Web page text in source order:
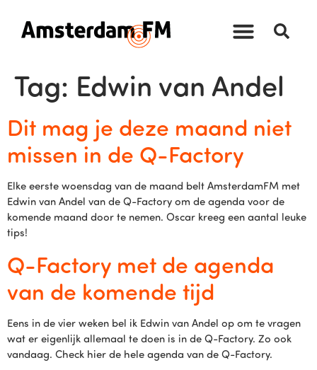
Tag: Edwin van Andel
Dit mag je deze maand niet
missen in de Q-Factory
Elke eerste woensdag van de maand belt AmsterdamFM met
Edwin van Andel van de Q-Factory om de agenda voor de
komende maand door te nemen. Oscar kreeg een aantal leuke
tips!
Q-Factory met de agenda
van de komende tijd
Eens in de vier weken bel ik Edwin van Andel op om te vragen
wat er eigenlijk allemaal te doen is in de Q-Factory. Zo ook
vandaag. Check hier de hele agenda van de Q-Factory.